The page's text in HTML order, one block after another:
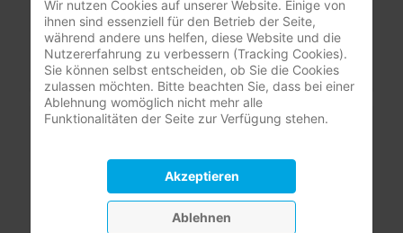
Ihre PLZ oder Stadt
Mitgliederbereich
nur registrierte Pflegeunternehmer:innen
(DBfK Nordwest + Südost)
Benutzername
Wir nutzen Cookies auf unserer Website. Einige von
ihnen sind essenziell für den Betrieb der Seite,
während andere uns helfen, diese Website und die
Nutzererfahrung zu verbessern (Tracking Cookies).
Sie können selbst entscheiden, ob Sie die Cookies
zulassen möchten. Bitte beachten Sie, dass bei einer
Ablehnung womöglich nicht mehr alle
Funktionalitäten der Seite zur Verfügung stehen.
Akzeptieren
Ablehnen